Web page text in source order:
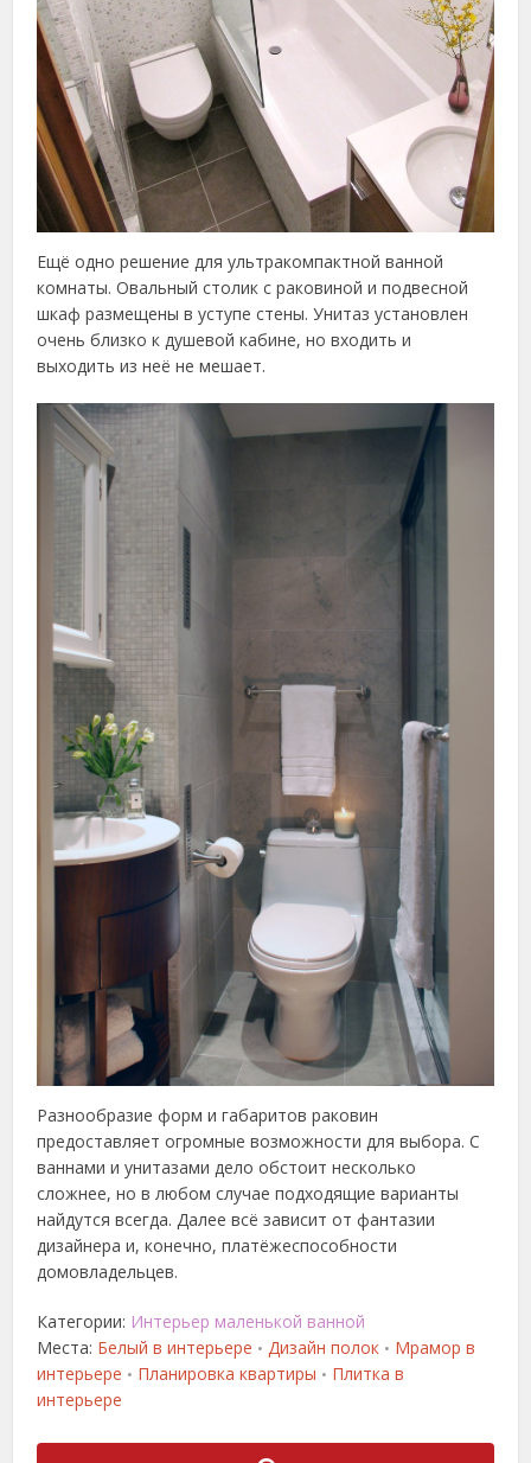
Ещё одно решение для ультракомпактной ванной
комнаты. Овальный столик с раковиной и подвесной
шкаф размещены в уступе стены. Унитаз установлен
очень близко к душевой кабине, но входить и
выходить из неё не мешает.
Разнообразие форм и габаритов раковин
предоставляет огромные возможности для выбора. С
ваннами и унитазами дело обстоит несколько
сложнее, но в любом случае подходящие варианты
найдутся всегда. Далее всё зависит от фантазии
дизайнера и, конечно, платёжеспособности
домовладельцев.
Категории: Интерьер маленькой ванной
Места: Белый в интерьере • Дизайн полок • Мрамор в
интерьере • Планировка квартиры • Плитка в
интерьере